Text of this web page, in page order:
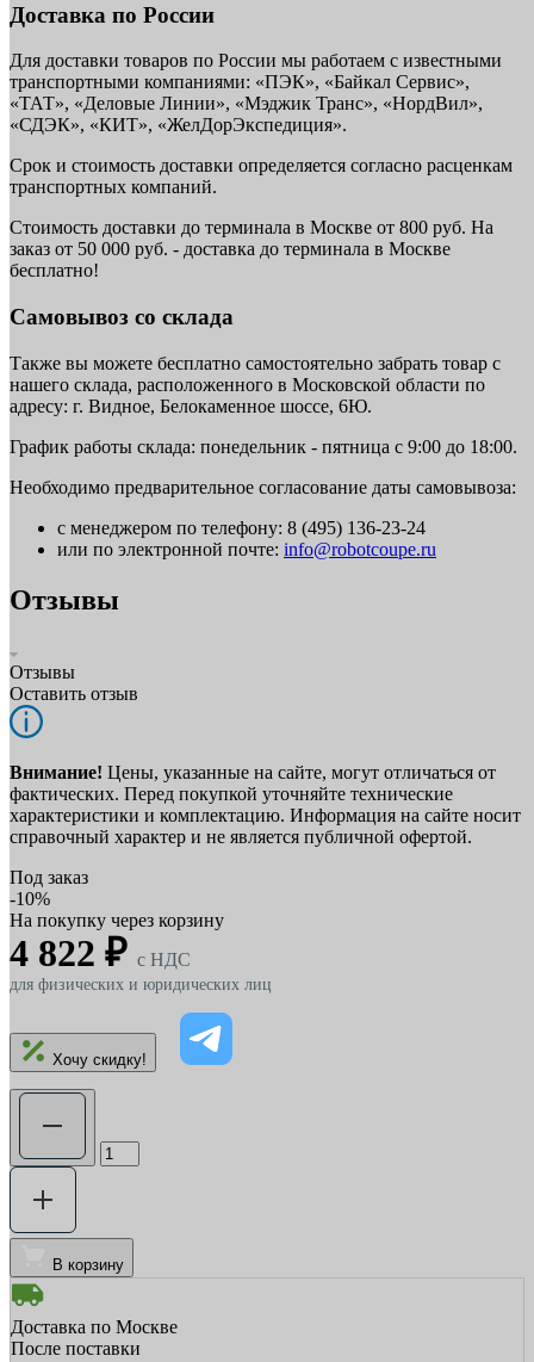
Доставка по России
Для доставки товаров по России мы работаем с известными
транспортными компаниями: «ПЭК», «Байкал Сервис»,
«ТАТ», «Деловые Линии», «Мэджик Транс», «НордВил»,
«СДЭК», «КИТ», «ЖелДорЭкспедиция».
Срок и стоимость доставки определяется согласно расценкам
транспортных компаний.
Стоимость доставки до терминала в Москве от 800 руб. На
заказ от 50 000 руб. - доставка до терминала в Москве
бесплатно!
Самовывоз со склада
Также вы можете бесплатно самостоятельно забрать товар с
нашего склада, расположенного в Московской области по
адресу: г. Видное, Белокаменное шоссе, 6Ю.
График работы склада: понедельник - пятница с 9:00 до 18:00.
Необходимо предварительное согласование даты самовывоза:
с менеджером по телефону: 8 (495) 136-23-24
или по электронной почте: info@robotcoupe.ru
Отзывы
Отзывы
Оставить отзыв
Внимание! Цены, указанные на сайте, могут отличаться от
фактических. Перед покупкой уточняйте технические
характеристики и комплектацию. Информация на сайте носит
справочный характер и не является публичной офертой.
Под заказ
-10%
На покупку через корзину
4 822 ₽ c НДС
для физических и юридических лиц
Хочу скидку!
В корзину
Доставка по Москве
После поставки